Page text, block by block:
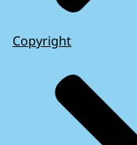
Copyright